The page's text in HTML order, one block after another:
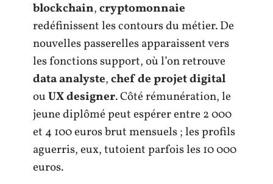
blockchain,cryptomonnaie
redéfinissent les contours du métier. De
nouvelles passerelles apparaissent vers
les fonctions support, où l’on retrouve
data analyste,chef de projet digital
ouUX designer. Côté rémunération, le
jeune diplômé peut espérer entre 2 000
et 4 100 euros brut mensuels ; les profils
aguerris, eux, tutoient parfois les 10 000
euros.